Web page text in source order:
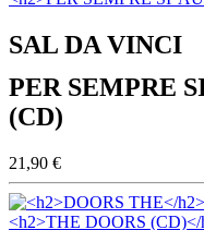
SAL DA VINCI
PER SEMPRE
(CD)
21,90 €